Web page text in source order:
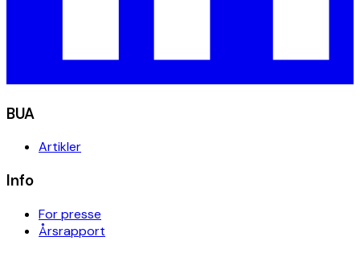
BUA
Artikler
Info
For presse
Årsrapport